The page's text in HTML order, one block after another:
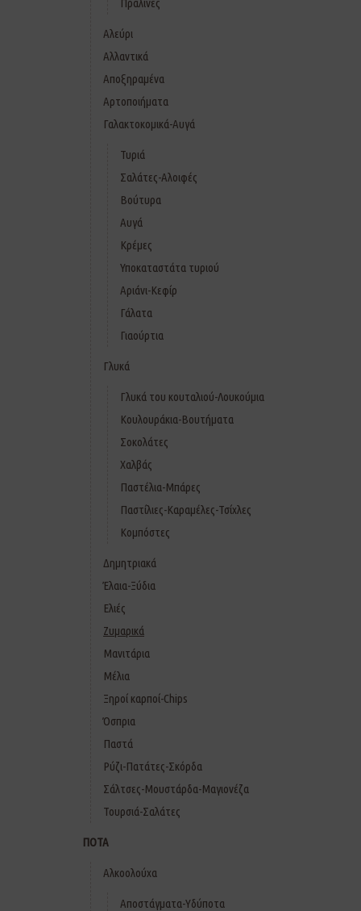
Πραλίνες
Αλεύρι
Αλλαντικά
Αποξηραμένα
Αρτοποιήματα
Γαλακτοκομικά-Αυγά
Τυριά
Σαλάτες-Αλοιφές
Βούτυρα
Αυγά
Κρέμες
Υποκαταστάτα τυριού
Αριάνι-Κεφίρ
Γάλατα
Γιαούρτια
Γλυκά
Γλυκά του κουταλιού-Λουκούμια
Κουλουράκια-Βουτήματα
Σοκολάτες
Χαλβάς
Παστέλια-Μπάρες
Παστίλιες-Καραμέλες-Τσίχλες
Κομπόστες
Δημητριακά
Έλαια-Ξύδια
Ελιές
Ζυμαρικά
Μανιτάρια
Μέλια
Ξηροί καρποί-Chips
Όσπρια
Παστά
Ρύζι-Πατάτες-Σκόρδα
Σάλτσες-Μουστάρδα-Μαγιονέζα
Τουρσιά-Σαλάτες
ΠΟΤΑ
Αλκοολούχα
Αποστάγματα-Υδύποτα